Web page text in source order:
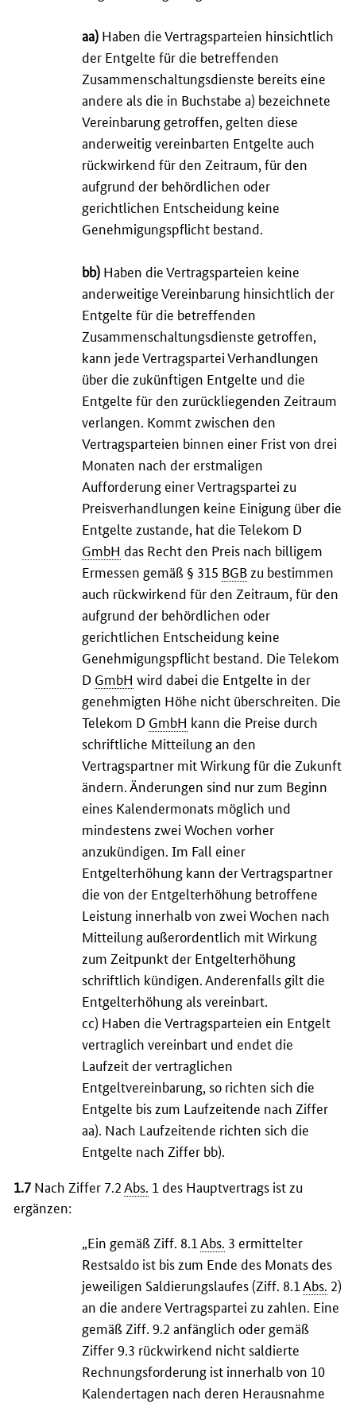
aa) Haben die Vertragsparteien hinsichtlich
der Entgelte für die betreffenden
Zusammenschaltungsdienste bereits eine
andere als die in Buchstabe a) bezeichnete
Vereinbarung getroffen, gelten diese
anderweitig vereinbarten Entgelte auch
rückwirkend für den Zeitraum, für den
aufgrund der behördlichen oder
gerichtlichen Entscheidung keine
Genehmigungspflicht bestand.
bb) Haben die Vertragsparteien keine
anderweitige Vereinbarung hinsichtlich der
Entgelte für die betreffenden
Zusammenschaltungsdienste getroffen,
kann jede Vertragspartei Verhandlungen
über die zukünftigen Entgelte und die
Entgelte für den zurückliegenden Zeitraum
verlangen. Kommt zwischen den
Vertragsparteien binnen einer Frist von drei
Monaten nach der erstmaligen
Aufforderung einer Vertragspartei zu
Preisverhandlungen keine Einigung über die
Entgelte zustande, hat die Telekom D
GmbH das Recht den Preis nach billigem
Ermessen gemäß § 315 BGB zu bestimmen
auch rückwirkend für den Zeitraum, für den
aufgrund der behördlichen oder
gerichtlichen Entscheidung keine
Genehmigungspflicht bestand. Die Telekom
D GmbH wird dabei die Entgelte in der
genehmigten Höhe nicht überschreiten. Die
Telekom D GmbH kann die Preise durch
schriftliche Mitteilung an den
Vertragspartner mit Wirkung für die Zukunft
ändern. Änderungen sind nur zum Beginn
eines Kalendermonats möglich und
mindestens zwei Wochen vorher
anzukündigen. Im Fall einer
Entgelterhöhung kann der Vertragspartner
die von der Entgelterhöhung betroffene
Leistung innerhalb von zwei Wochen nach
Mitteilung außerordentlich mit Wirkung
zum Zeitpunkt der Entgelterhöhung
schriftlich kündigen. Anderenfalls gilt die
Entgelterhöhung als vereinbart.
cc) Haben die Vertragsparteien ein Entgelt
vertraglich vereinbart und endet die
Laufzeit der vertraglichen
Entgeltvereinbarung, so richten sich die
Entgelte bis zum Laufzeitende nach Ziffer
aa). Nach Laufzeitende richten sich die
Entgelte nach Ziffer bb).
1.7 Nach Ziffer 7.2 Abs. 1 des Hauptvertrags ist zu
ergänzen:
„Ein gemäß Ziff. 8.1 Abs. 3 ermittelter
Restsaldo ist bis zum Ende des Monats des
jeweiligen Saldierungslaufes (Ziff. 8.1 Abs. 2)
an die andere Vertragspartei zu zahlen. Eine
gemäß Ziff. 9.2 anfänglich oder gemäß
Ziffer 9.3 rückwirkend nicht saldierte
Rechnungsforderung ist innerhalb von 10
Kalendertagen nach deren Herausnahme